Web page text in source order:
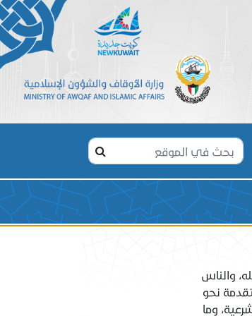
والناس
نحو
وما